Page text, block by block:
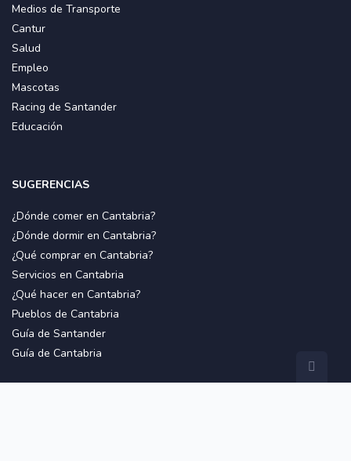
Medios de Transporte
Cantur
Salud
Empleo
Mascotas
Racing de Santander
Educación
SUGERENCIAS
¿Dónde comer en Cantabria?
¿Dónde dormir en Cantabria?
¿Qué comprar en Cantabria?
Servicios en Cantabria
¿Qué hacer en Cantabria?
Pueblos de Cantabria
Guía de Santander
Guía de Cantabria